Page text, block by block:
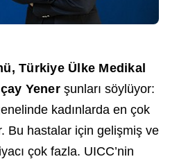
Türkiye Ülke Medikal
Yenerşunları söylüyor:
kadınlarda en çok
Bu hastalar için gelişmiş ve
çok fazla. UICC’nin